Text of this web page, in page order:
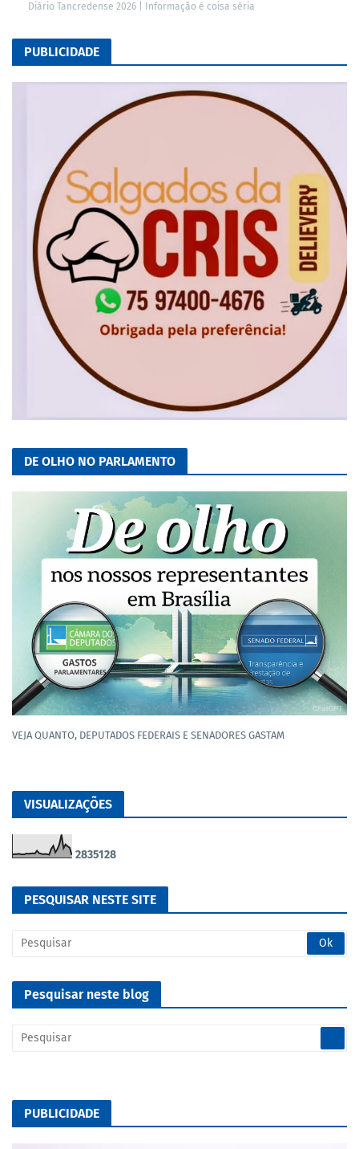
Diário Tancredense 2026 | Informação é coisa séria
PUBLICIDADE
DE OLHO NO PARLAMENTO
VEJA QUANTO, DEPUTADOS FEDERAIS E SENADORES GASTAM
VISUALIZAÇÕES
2835128
PESQUISAR NESTE SITE
Pesquisar neste blog
PUBLICIDADE